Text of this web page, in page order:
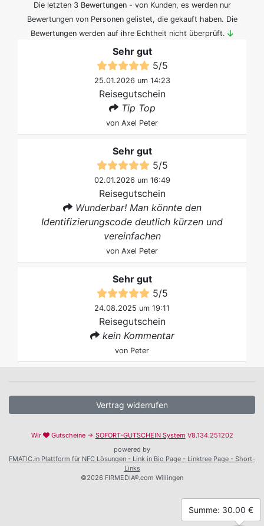
Die letzten 3 Bewertungen - von Kunden, es werden nur
Bewertungen von Personen gelistet, die gekauft haben. Die
Bewertungen werden auf ihre Echtheit nicht überprüft.
Sehr gut
5/5
25.01.2026 um 14:23
Reisegutschein
Tip Top
von Axel Peter
Sehr gut
5/5
02.01.2026 um 16:49
Reisegutschein
Wunderbar! Man könnte den
Identifizierungscode deutlich kürzen und
vereinfachen
von Axel Peter
Sehr gut
5/5
24.08.2025 um 19:11
Reisegutschein
kein Kommentar
von Peter
Vertrag widerrufen
Wir Gutscheine → SOFORT-GUTSCHEIN System V8.134.251202
powered by
FMATIC.in Plattform für NFC Lösungen - Link in Bio Page - Linktree Page - Short-
Links
©2026 FIRMEDIA®.com Willingen
Summe: 30.00 €